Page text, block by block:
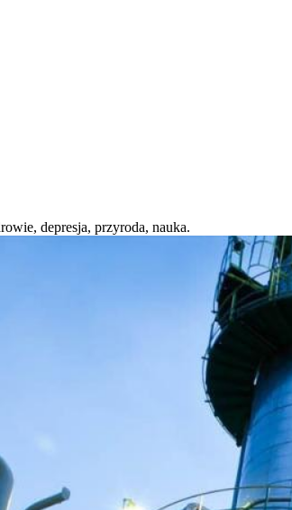
depresja, przyroda, nauka.